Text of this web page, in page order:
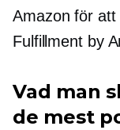
Amazon för
Fulfillment by
Vad man
de mest